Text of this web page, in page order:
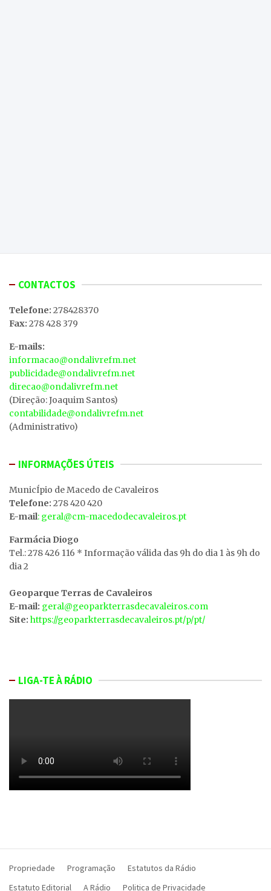
CONTACTOS
Telefone: 278428370
Fax: 278 428 379
E-mails:
informacao@ondalivrefm.net
publicidade@ondalivrefm.net
direcao@ondalivrefm.net
(Direção: Joaquim Santos)
contabilidade@ondalivrefm.net
(Administrativo)
INFORMAÇÕES ÚTEIS
MunicÍpio de Macedo de Cavaleiros
Telefone: 278 420 420
E-mail: geral@cm-macedodecavaleiros.pt
Farmácia Diogo
Tel.: 278 426 116 * Informação válida das 9h do dia 1 às 9h do
dia 2
Geoparque Terras de Cavaleiros
E-mail: geral@geoparkterrasdecavaleiros.com
Site: https://geoparkterrasdecavaleiros.pt/p/pt/
LIGA-TE À RÁDIO
Propriedade Programação
Estatutos da Rádio
Estatuto Editorial
A Rádio Politica de Privacidade